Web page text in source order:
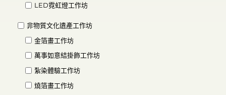
LED霓虹燈工作坊
非物質文化遺產工作坊
金箔畫工作坊
萬事如意結掛飾工作坊
紮染體驗工作坊
燒箔畫工作坊